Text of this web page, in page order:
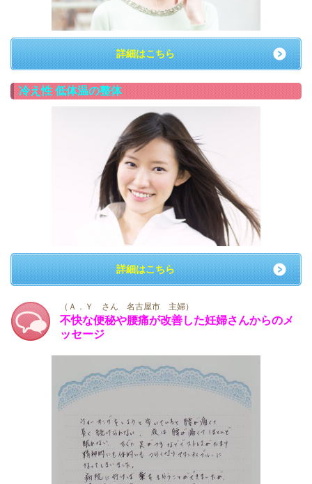
詳細はこちら
冷え性 低体温の整体
詳細はこちら
（Ａ．Ｙ さん 名古屋市 主婦）
不快な便秘や腰痛が改善した妊婦さんからのメ
ッセージ